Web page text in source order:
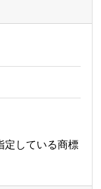
定している商標